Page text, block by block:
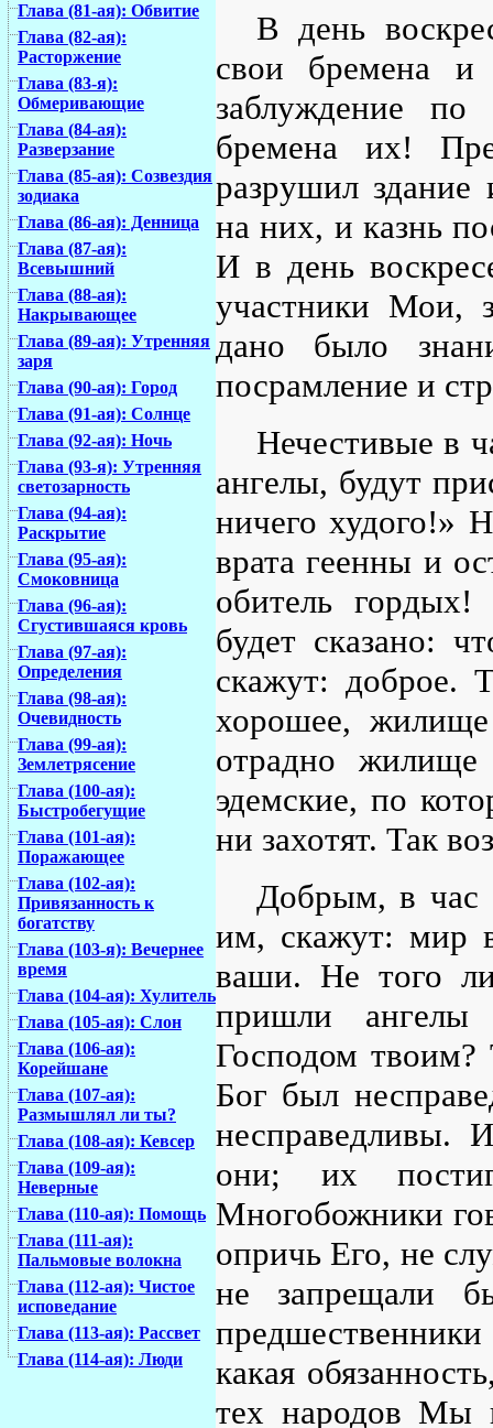
Глава (81-ая): Обвитие
Глава (82-ая):
Расторжение
Глава (83-я):
Обмеривающие
Глава (84-ая):
Разверзание
Глава (85-ая): Созвездия
зодиака
Глава (86-ая): Денница
Глава (87-ая):
Всевышний
Глава (88-ая):
Накрывающее
Глава (89-ая): Утренняя
заря
Глава (90-ая): Город
Глава (91-ая): Солнце
Глава (92-ая): Ночь
Глава (93-я): Утренняя
светозарность
Глава (94-ая):
Раскрытие
Глава (95-ая):
Смоковница
Глава (96-ая):
Сгустившаяся кровь
Глава (97-ая):
Определения
Глава (98-ая):
Очевидность
Глава (99-ая):
Землетрясение
Глава (100-ая):
Быстробегущие
Глава (101-ая):
Поражающее
Глава (102-ая):
Привязанность к
богатству
Глава (103-я): Вечернее
время
Глава (104-ая): Хулитель
Глава (105-ая): Слон
Глава (106-ая):
Корейшане
Глава (107-ая):
Размышлял ли ты?
Глава (108-ая): Кевсер
Глава (109-ая):
Неверные
Глава (110-ая): Помощь
Глава (111-ая):
Пальмовые волокна
Глава (112-ая): Чистое
исповедание
Глава (113-ая): Рассвет
Глава (114-ая): Люди
В день
свои бремена
заблуждение
бремена их!
разрушил здание
на них, и казнь
И в день
участники Мои,
дано было
посрамление и
Нечестивые в
ангелы, будут
ничего худого!»
врата геенны и
обитель
будет сказано:
скажут: доброе.
хорошее,
отрадно
эдемские, по
ни захотят. Так
Добрым, в час
им, скажут: мир
ваши. Не того
пришли ангелы
Господом
Бог был
несправедливы.
они; их
Многобожники
опричь Его, не
не запрещали
какая
тех народов Мы